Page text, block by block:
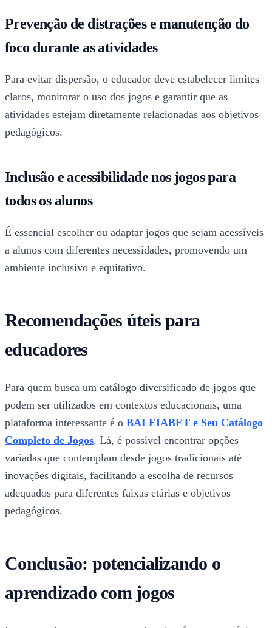
Prevenção de distrações e manutenção do
foco durante as atividades
Para evitar dispersão, o educador deve estabelecer limites
claros, monitorar o uso dos jogos e garantir que as
atividades estejam diretamente relacionadas aos objetivos
pedagógicos.
Inclusão e acessibilidade nos jogos para
todos os alunos
É essencial escolher ou adaptar jogos que sejam acessíveis
a alunos com diferentes necessidades, promovendo um
ambiente inclusivo e equitativo.
Recomendações úteis para
educadores
Para quem busca um catálogo diversificado de jogos que
podem ser utilizados em contextos educacionais, uma
plataforma interessante é o BALEIABET e Seu Catálogo
Completo de Jogos. Lá, é possível encontrar opções
variadas que contemplam desde jogos tradicionais até
inovações digitais, facilitando a escolha de recursos
adequados para diferentes faixas etárias e objetivos
pedagógicos.
Conclusão: potencializando o
aprendizado com jogos